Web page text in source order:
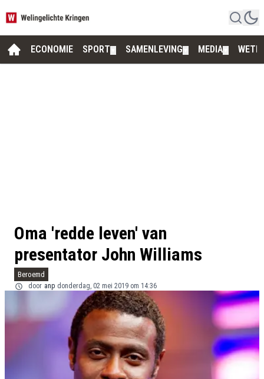
ECONOMIE SPORT SAMENLEVING MEDIA
Oma 'redde leven' van
presentator John Williams
Beroemd
door anp donderdag, 02 mei 2019 om 14:36